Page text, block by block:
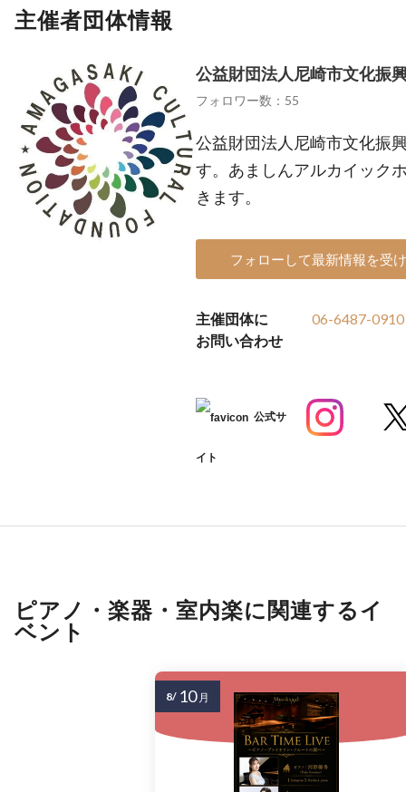
主催者団体情報
公益財団法人尼崎市文化振
フォロワー数：55
公益財団法人尼崎市文化振
す。あましんアルカイック
きます。
フォローして最新情報を受
主催団体に
お問い合わせ
06-6487-0910
公式サ
イト
ピアノ・楽器・室内楽に関連するイ
ベント
8/ 10 月